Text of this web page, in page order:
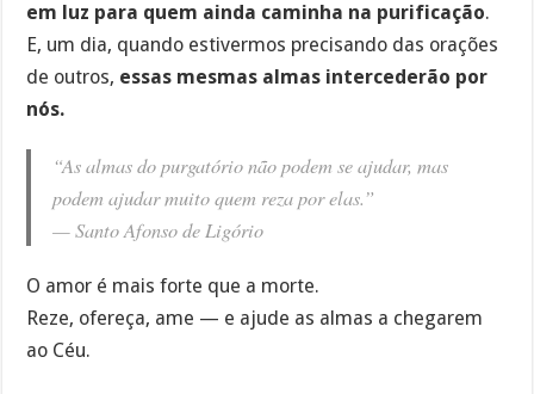
em luz para quem ainda caminha na purificação.
E, um dia, quando estivermos precisando das orações
de outros, essas mesmas almas intercederão por
nós.
“As almas do purgatório não podem se ajudar, mas
podem ajudar muito quem reza por elas.”
—Santo Afonso de Ligório
O amor é mais forte que a morte.
Reze, ofereça, ame — e ajude as almas a chegarem
ao Céu.